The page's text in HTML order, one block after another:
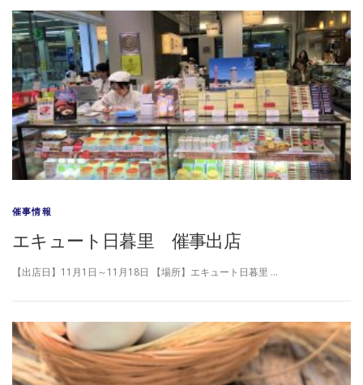
催事情報
エキュート日暮里 催事出店
【出店日】11月1日～11月18日 【場所】エキュート日暮里 …